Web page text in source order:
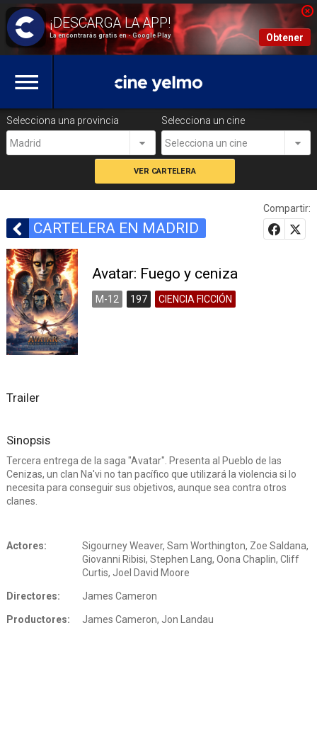
La encontrarás gratis en - Google Play Obtener
Selecciona una provincia
Madrid
Selecciona un cine
Selecciona un cine
CARTELERA EN MADRID
Compartir:
Avatar: Fuego y ceniza
M-12 197 CIENCIA FICCIÓN
Trailer
Sinopsis
Tercera entrega de la saga "Avatar". Presenta al Pueblo de las
Cenizas, un clan Na'vi no tan pacífico que utilizará la violencia si lo
necesita para conseguir sus objetivos, aunque sea contra otros
clanes.
Actores:
Sigourney Weaver, Sam Worthington, Zoe Saldana,
Giovanni Ribisi, Stephen Lang, Oona Chaplin, Cliff
Curtis, Joel David Moore
Directores: James Cameron
Productores: James Cameron, Jon Landau